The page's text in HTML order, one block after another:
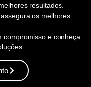
resultados.
os melhores
compromisso e conheça